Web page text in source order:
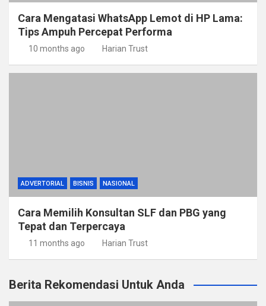
Cara Mengatasi WhatsApp Lemot di HP Lama:
Tips Ampuh Percepat Performa
10 months ago Harian Trust
ADVERTORIAL BISNIS NASIONAL
Cara Memilih Konsultan SLF dan PBG yang
Tepat dan Terpercaya
11 months ago Harian Trust
Berita Rekomendasi Untuk Anda